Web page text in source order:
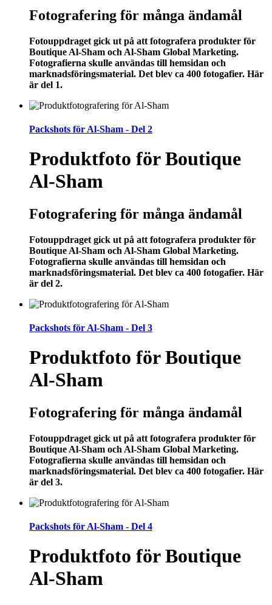
Fotografering för många ändamål
Fotouppdraget gick ut på att fotografera produkter för
Boutique Al-Sham och Al-Sham Global Marketing.
Fotografierna skulle användas till hemsidan och
marknadsföringsmaterial. Det blev ca 400 fotogafier. Här
är del 1.
Packshots för Al-Sham - Del 2
Produktfoto för Boutique
Al-Sham
Fotografering för många ändamål
Fotouppdraget gick ut på att fotografera produkter för
Boutique Al-Sham och Al-Sham Global Marketing.
Fotografierna skulle användas till hemsidan och
marknadsföringsmaterial. Det blev ca 400 fotogafier. Här
är del 2.
Packshots för Al-Sham - Del 3
Produktfoto för Boutique
Al-Sham
Fotografering för många ändamål
Fotouppdraget gick ut på att fotografera produkter för
Boutique Al-Sham och Al-Sham Global Marketing.
Fotografierna skulle användas till hemsidan och
marknadsföringsmaterial. Det blev ca 400 fotogafier. Här
är del 3.
Packshots för Al-Sham - Del 4
Produktfoto för Boutique
Al-Sham